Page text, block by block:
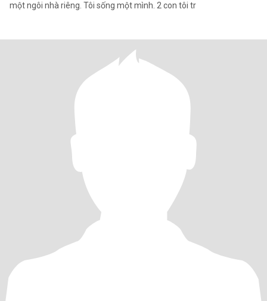
một ngôi nhà riêng. Tôi sống một mình. 2 con tôi tr